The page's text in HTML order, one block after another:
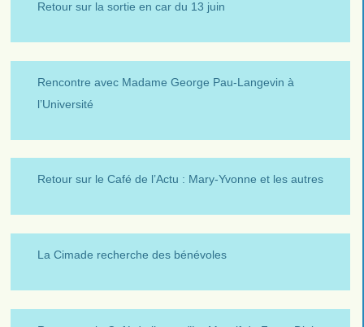
Retour sur la sortie en car du 13 juin
Rencontre avec Madame George Pau-Langevin à
l’Université
Retour sur le Café de l’Actu : Mary-Yvonne et les autres
La Cimade recherche des bénévoles